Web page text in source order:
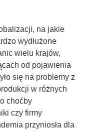
na jakie
wydłużone
wielu krajów,
od pojawienia
się na problemy z
w różnych
choćby
czy firmy
przyniosła dla